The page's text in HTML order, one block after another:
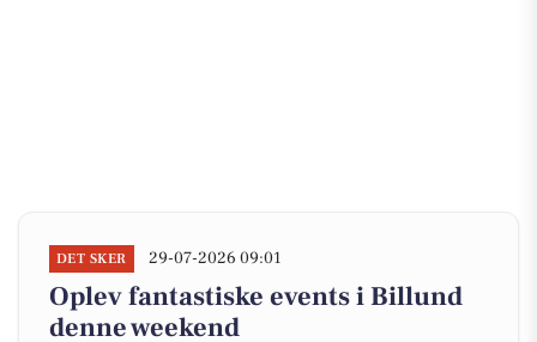
DET SKER 29-07-2026 09:01
Oplev fantastiske events i Billund
denne weekend